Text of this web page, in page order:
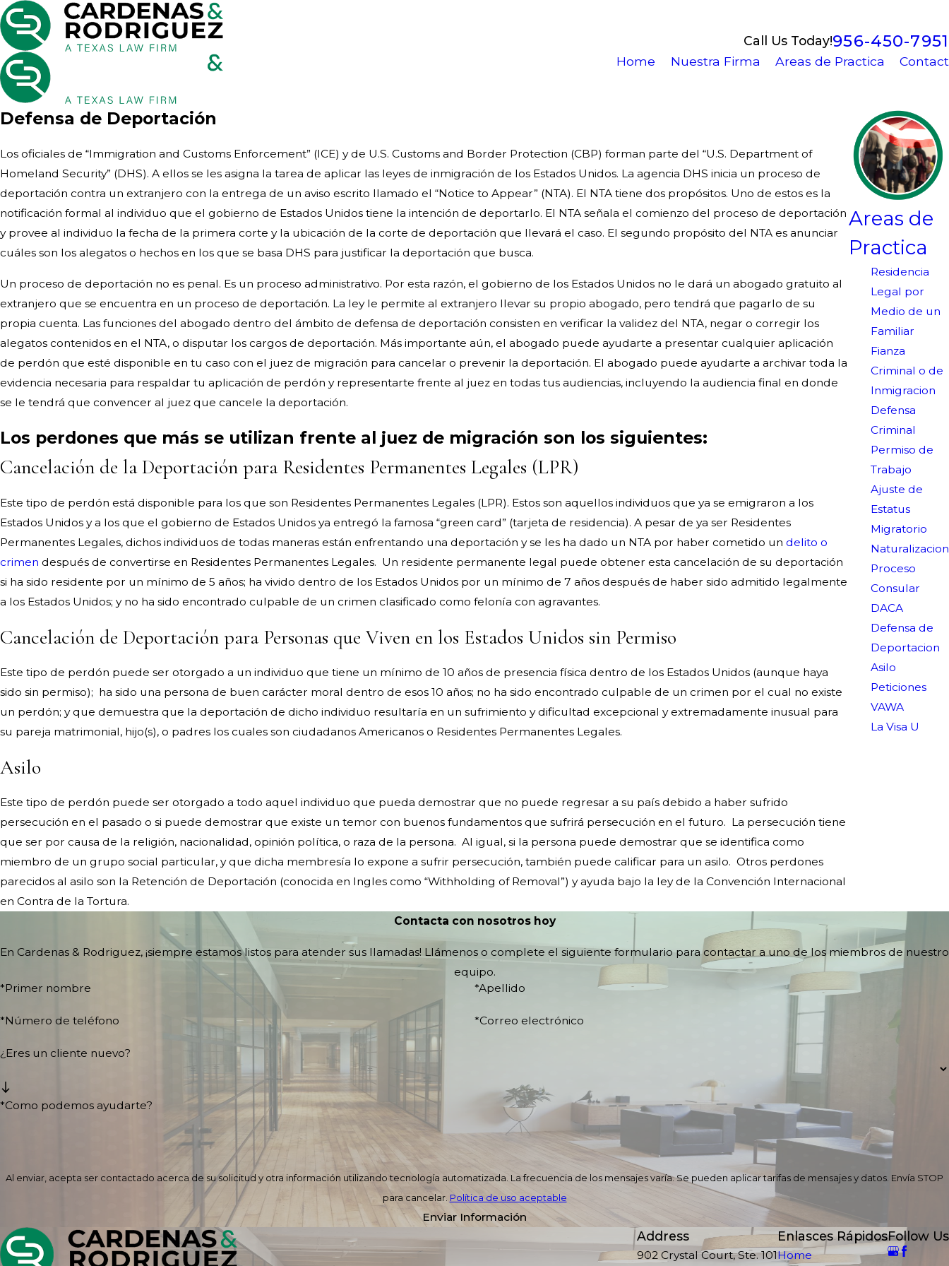
Call Us Today!956-450-7951
Home Nuestra Firma Areas de Practica Contact
Defensa de Deportación
Los oficiales de “Immigration and Customs Enforcement” (ICE) y de U.S. Customs and Border Protection (CBP) forman parte del “U.S. Department of
Homeland Security” (DHS). A ellos se les asigna la tarea de aplicar las leyes de inmigración de los Estados Unidos. La agencia DHS inicia un proceso de
deportación contra un extranjero con la entrega de un aviso escrito llamado el “Notice to Appear” (NTA). El NTA tiene dos propósitos. Uno de estos es la
notificación formal al individuo que el gobierno de Estados Unidos tiene la intención de deportarlo. El NTA señala el comienzo del proceso de deportación
y provee al individuo la fecha de la primera corte y la ubicación de la corte de deportación que llevará el caso. El segundo propósito del NTA es anunciar
cuáles son los alegatos o hechos en los que se basa DHS para justificar la deportación que busca.
Un proceso de deportación no es penal. Es un proceso administrativo. Por esta razón, el gobierno de los Estados Unidos no le dará un abogado gratuito al
extranjero que se encuentra en un proceso de deportación. La ley le permite al extranjero llevar su propio abogado, pero tendrá que pagarlo de su
propia cuenta. Las funciones del abogado dentro del ámbito de defensa de deportación consisten en verificar la validez del NTA, negar o corregir los
alegatos contenidos en el NTA, o disputar los cargos de deportación. Más importante aún, el abogado puede ayudarte a presentar cualquier aplicación
de perdón que esté disponible en tu caso con el juez de migración para cancelar o prevenir la deportación. El abogado puede ayudarte a archivar toda la
evidencia necesaria para respaldar tu aplicación de perdón y representarte frente al juez en todas tus audiencias, incluyendo la audiencia final en donde
se le tendrá que convencer al juez que cancele la deportación.
Los perdones que más se utilizan frente al juez de migración son los siguientes:
Cancelación de la Deportación para Residentes Permanentes Legales (LPR)
Este tipo de perdón está disponible para los que son Residentes Permanentes Legales (LPR). Estos son aquellos individuos que ya se emigraron a los
Estados Unidos y a los que el gobierno de Estados Unidos ya entregó la famosa “green card” (tarjeta de residencia). A pesar de ya ser Residentes
Permanentes Legales, dichos individuos de todas maneras están enfrentando una deportación y se les ha dado un NTA por haber cometido un delito o
crimen después de convertirse en Residentes Permanentes Legales. Un residente permanente legal puede obtener esta cancelación de su deportación
si ha sido residente por un mínimo de 5 años; ha vivido dentro de los Estados Unidos por un mínimo de 7 años después de haber sido admitido legalmente
a los Estados Unidos; y no ha sido encontrado culpable de un crimen clasificado como felonía con agravantes.
Cancelación de Deportación para Personas que Viven en los Estados Unidos sin Permiso
Este tipo de perdón puede ser otorgado a un individuo que tiene un mínimo de 10 años de presencia física dentro de los Estados Unidos (aunque haya
sido sin permiso); ha sido una persona de buen carácter moral dentro de esos 10 años; no ha sido encontrado culpable de un crimen por el cual no existe
un perdón; y que demuestra que la deportación de dicho individuo resultaría en un sufrimiento y dificultad excepcional y extremadamente inusual para
su pareja matrimonial, hijo(s), o padres los cuales son ciudadanos Americanos o Residentes Permanentes Legales.
Asilo
Este tipo de perdón puede ser otorgado a todo aquel individuo que pueda demostrar que no puede regresar a su país debido a haber sufrido
persecución en el pasado o si puede demostrar que existe un temor con buenos fundamentos que sufrirá persecución en el futuro. La persecución tiene
que ser por causa de la religión, nacionalidad, opinión política, o raza de la persona. Al igual, si la persona puede demostrar que se identifica como
miembro de un grupo social particular, y que dicha membresía lo expone a sufrir persecución, también puede calificar para un asilo. Otros perdones
parecidos al asilo son la Retención de Deportación (conocida en Ingles como “Withholding of Removal”) y ayuda bajo la ley de la Convención Internacional
en Contra de la Tortura.
Areas de
Practica
Residencia
Legal por
Medio de un
Familiar
Fianza
Criminal o de
Inmigracion
Defensa
Criminal
Permiso de
Trabajo
Ajuste de
Estatus
Migratorio
Naturalizacion
Proceso
Consular
DACA
Defensa de
Deportacion
Asilo
Peticiones
VAWA
La Visa U
Contacta con nosotros hoy
En Cardenas & Rodriguez, ¡siempre estamos listos para atender sus llamadas! Llámenos o complete el siguiente formulario para contactar a uno de los miembros de nuestro
equipo.
*Primer nombre
*Apellido
*Número de teléfono *Correo electrónico
¿Eres un cliente nuevo?
*Como podemos ayudarte?
Al enviar, acepta ser contactado acerca de su solicitud y otra información utilizando tecnología automatizada. La frecuencia de los mensajes varía. Se pueden aplicar tarifas de mensajes y datos. Envía STOP
para cancelar. Política de uso aceptable
Enviar Información
Address
902 Crystal Court, Ste. 101
Enlasces Rápidos
Home
Follow Us